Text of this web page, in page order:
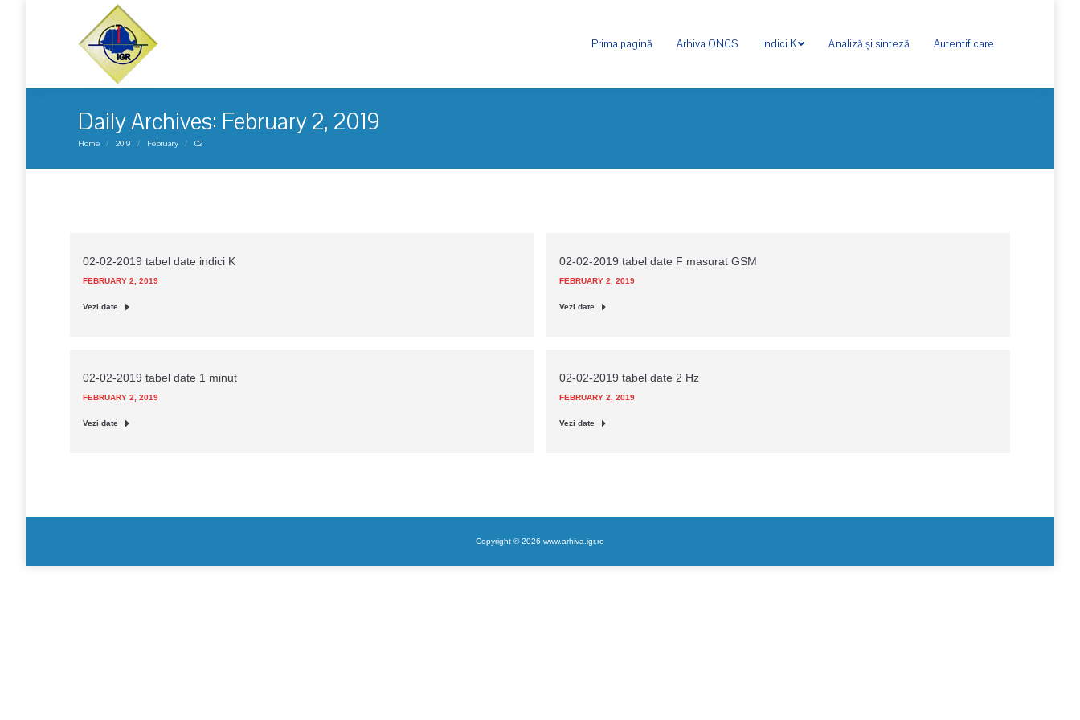
Prima pagină Arhiva ONGS Indici K Analiză și sinteză Autentificare
Daily Archives: February 2, 2019
You are here:
Home 2019 February 02
02-02-2019 tabel date indici K
FEBRUARY 2, 2019
Vezi date
02-02-2019 tabel date F masurat GSM
FEBRUARY 2, 2019
Vezi date
02-02-2019 tabel date 1 minut
FEBRUARY 2, 2019
Vezi date
02-02-2019 tabel date 2 Hz
FEBRUARY 2, 2019
Vezi date
Copyright © 2026 www.arhiva.igr.ro